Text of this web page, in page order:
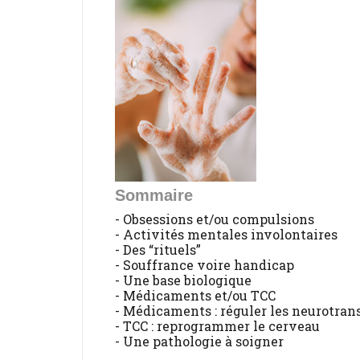
Sommaire
- Obsessions et/ou compulsions
- Activités mentales involontaires
- Des “rituels”
- Souffrance voire handicap
- Une base biologique
- Médicaments et/ou TCC
- Médicaments : réguler les
- TCC : reprogrammer le cerveau
- Une pathologie à soigner